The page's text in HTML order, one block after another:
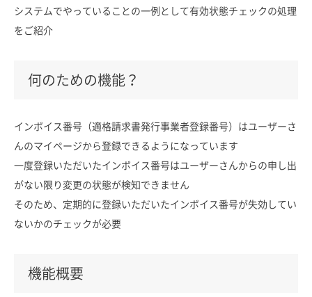
システムでやっていることの一例として有効状態チェックの処理
をご紹介
何のための機能？
インボイス番号（適格請求書発行事業者登録番号）はユーザーさ
んのマイページから登録できるようになっています
一度登録いただいたインボイス番号はユーザーさんからの申し出
がない限り変更の状態が検知できません
そのため、定期的に登録いただいたインボイス番号が失効してい
ないかのチェックが必要
機能概要